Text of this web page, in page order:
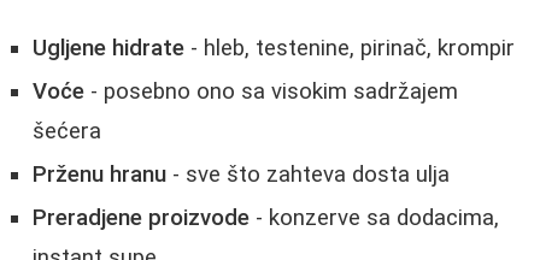
Ugljene hidrate - hleb, testenine, pirinač, krompir
Voće - posebno ono sa visokim sadržajem
šećera
Prženu hranu - sve što zahteva dosta ulja
Preradjene proizvode - konzerve sa dodacima,